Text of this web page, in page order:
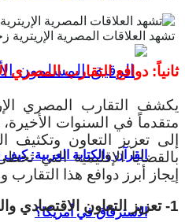
القرآن والكتابة العربية:
الاسترقاق في أمريكا؟
تشهد العلاقات المصرية الإريترية
ثانياً: دوافع التقارب المصري
يكشف التقارب المصري
متقدماً في السنوات الأخيرة،
إلى تعزيز التعاون وتكثيف
بالقضايا الإقليمية التي
إيجاز أبرز دوافع هذا
1- تعزيز التعاون الاقتصادي والتبادل التجاري: